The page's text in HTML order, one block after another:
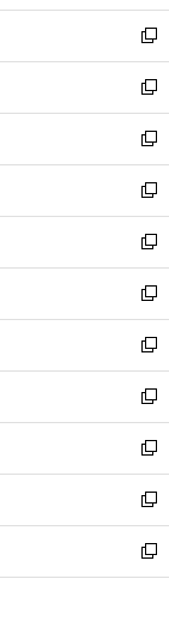
ウ
で
開
く
ン
ド
ウ
で
開
く
新
し
い
ウ
ィ
ン
ド
ウ
で
開
く
新
し
い
ウ
ィ
ン
ド
ウ
で
開
く
新
し
い
ウ
ィ
ン
ド
ウ
で
開
く
新
し
い
ウ
ィ
ン
ド
ウ
で
開
く
新
し
い
ウ
ィ
ン
ド
ウ
で
開
く
新
し
い
ウ
ィ
ン
ド
ウ
で
開
く
新
し
い
ウ
ィ
ン
ド
ウ
で
開
新
し
い
ウ
ィ
ン
ド
ウ
新
し
い
ウ
ィ
ン
新
し
い
ウ
新
し